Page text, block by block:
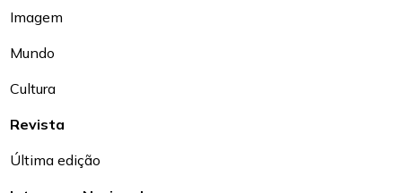
Imagem
Mundo
Cultura
Revista
Última edição